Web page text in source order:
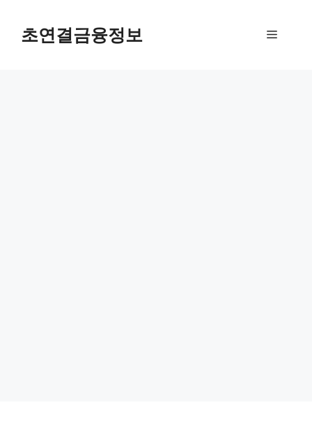
초연결금융정보 메